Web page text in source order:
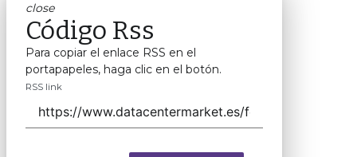
close
Código Rss
Para copiar el enlace RSS en el
portapapeles, haga clic en el botón.
RSS link